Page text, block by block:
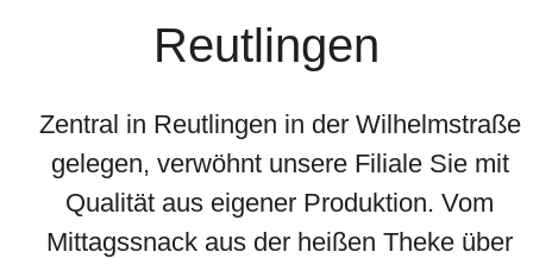
Reutlingen
Zentral in Reutlingen in der Wilhelmstraße
gelegen, verwöhnt unsere Filiale Sie mit
Qualität aus eigener Produktion. Vom
Mittagssnack aus der heißen Theke über